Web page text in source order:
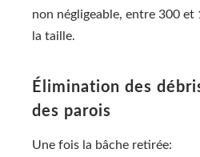
non négligeable, entre 300
la taille.
Élimination des
des parois
Une fois la bâche retirée: